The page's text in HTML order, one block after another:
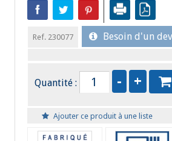
Ref. 230077 Besoin d'un
Quantité :
Ajouter ce produit à une liste